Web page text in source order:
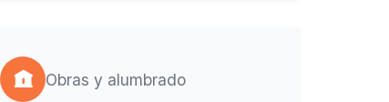
Obras y alumbrado